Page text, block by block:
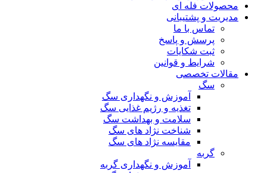
محصولات فله ای
مدیریت و پشتیبانی
تماس با ما
پرسش و پاسخ
ثبت شکایات
شرایط و قوانین
مقالات تخصصی
سگ
آموزش و نگهداری سگ
تغذیه و رژیم غذایی سگ
سلامت و بهداشت سگ
شناخت نژاد های سگ
مقایسه نژاد های سگ
گربه
آموزش و نگهداری گربه